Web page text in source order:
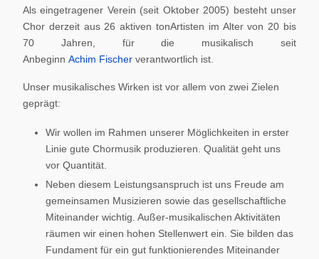
Als eingetragener Verein (seit Oktober 2005) besteht unser
Chor derzeit aus 26 aktiven tonArtisten im Alter von 20 bis
70 Jahren, für die musikalisch seit
Anbeginn Achim Fischer verantwortlich ist.
Unser musikalisches Wirken ist vor allem von zwei Zielen
geprägt:
Wir wollen im Rahmen unserer Möglichkeiten in erster
Linie gute Chormusik produzieren. Qualität geht uns
vor Quantität.
Neben diesem Leistungsanspruch ist uns Freude am
gemeinsamen Musizieren sowie das gesellschaftliche
Miteinander wichtig. Außer-musikalischen Aktivitäten
räumen wir einen hohen Stellenwert ein. Sie bilden das
Fundament für ein gut funktionierendes Miteinander